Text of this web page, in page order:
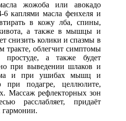
жожоба или авокадо
6 каплями масла фенхеля и
в кожу лба, спины,
а также в мышцы и
снизить колики и спазмы в
тракте, облегчит симптомы
а также будет
при выведении шлаков и
и при ушибах мышц и
при подагре, целлюлите,
Массаж рефлекторных зон
расслабляет, придаёт
гармонии.